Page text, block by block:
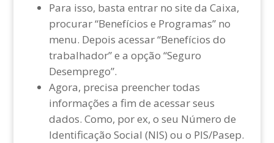
Para isso, basta entrar no site da Caixa,
procurar “Benefícios e Programas” no
menu. Depois acessar “Benefícios do
trabalhador” e a opção “Seguro
Desemprego”.
Agora, precisa preencher todas
informações a fim de acessar seus
dados. Como, por ex, o seu Número de
Identificação Social (NIS) ou o PIS/Pasep.